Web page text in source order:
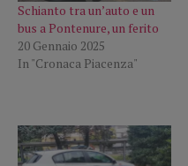
Schianto tra un’auto e un
bus a Pontenure, un ferito
20 Gennaio 2025
In "Cronaca Piacenza"